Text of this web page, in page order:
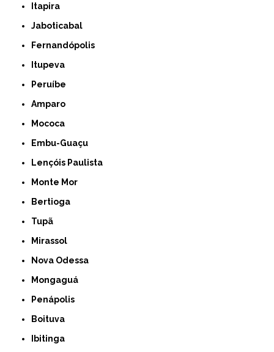
Itapira
Jaboticabal
Fernandópolis
Itupeva
Peruíbe
Amparo
Mococa
Embu-Guaçu
Lençóis Paulista
Monte Mor
Bertioga
Tupã
Mirassol
Nova Odessa
Mongaguá
Penápolis
Boituva
Ibitinga